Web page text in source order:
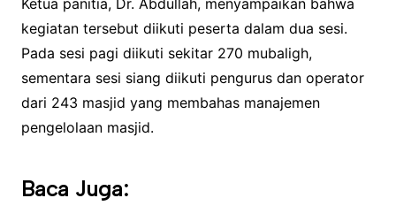
Ketua panitia, Dr. Abdullah, menyampaikan bahwa
kegiatan tersebut diikuti peserta dalam dua sesi.
Pada sesi pagi diikuti sekitar 270 mubaligh,
sementara sesi siang diikuti pengurus dan operator
dari 243 masjid yang membahas manajemen
pengelolaan masjid.
Baca Juga: